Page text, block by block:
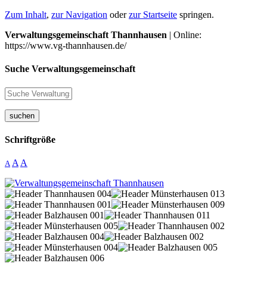
Zum Inhalt, zur Navigation oderzur Startseite springen.
Verwaltungsgemeinschaft Thannhausen | Online:
https://www.vg-thannhausen.de/
Suche Verwaltungsgemeinschaft
suchen
Schriftgröße
A A A